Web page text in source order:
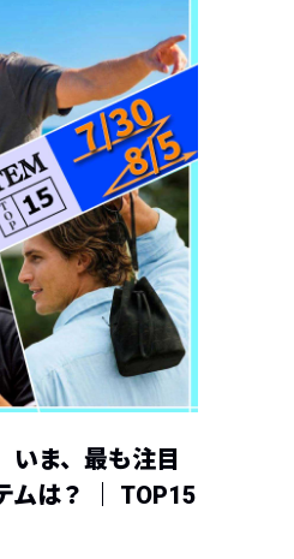
いま、最も注目
ムは？ ｜ TOP15